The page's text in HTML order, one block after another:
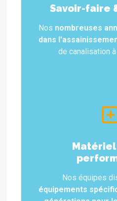
Savoir-faire
Nos nombreuses
dans
de canalisation
Nos équipes
équipements